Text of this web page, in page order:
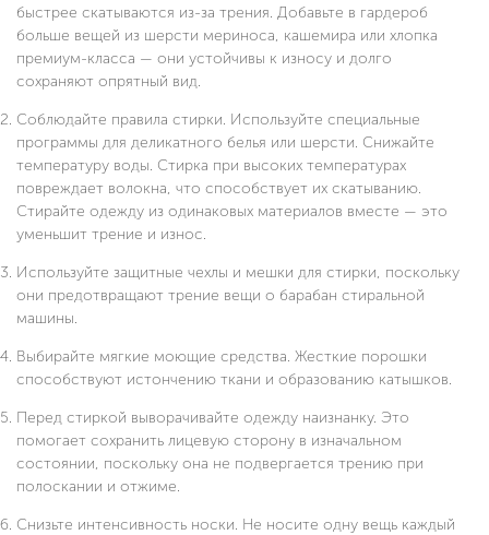
быстрее скатываются из-за трения. Добавьте в гардероб
больше вещей из шерсти мериноса, кашемира или хлопка
премиум-класса — они устойчивы к износу и долго
сохраняют опрятный вид.
Соблюдайте правила стирки. Используйте специальные
программы для деликатного белья или шерсти. Снижайте
температуру воды. Стирка при высоких температурах
повреждает волокна, что способствует их скатыванию.
Стирайте одежду из одинаковых материалов вместе — это
уменьшит трение и износ.
Используйте защитные чехлы и мешки для стирки, поскольку
они предотвращают трение вещи о барабан стиральной
машины.
Выбирайте мягкие моющие средства. Жесткие порошки
способствуют истончению ткани и образованию катышков.
Перед стиркой выворачивайте одежду наизнанку. Это
помогает сохранить лицевую сторону в изначальном
состоянии, поскольку она не подвергается трению при
полоскании и отжиме.
Снизьте интенсивность носки. Не носите одну вещь каждый